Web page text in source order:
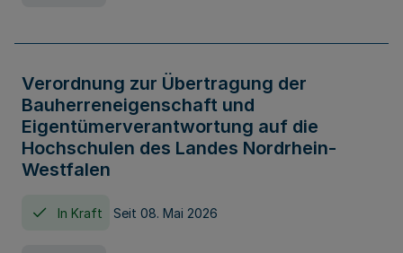
Verordnung zur Übertragung der
Bauherreneigenschaft und
Eigentümerverantwortung auf die
Hochschulen des Landes Nordrhein-
Westfalen
In Kraft Seit 08. Mai 2026